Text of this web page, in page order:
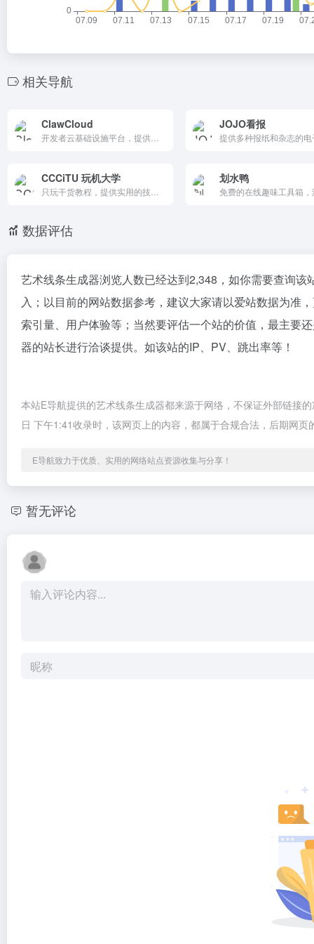
相关导航
ClawCloud JOJO看报
CCCiTU 玩机大学 划水鸭
数据评估
艺术线条生成器浏览人数已经达到2,348，如你需要查询该
入；以目前的网站数据参考，建议大家请以爱站数据为准
索引量、用户体验等；当然要评估一个站的价值，最主要
器的站长进行洽谈提供。如该站的IP、PV、跳出率等！
本站E导航提供的艺术线条生成器都来源于网络，不保证外部链接
日 下午1:41收录时，该网页上的内容，都属于合规合法，后期网
E导航致力于优质、实用的网络站点资源收集与分享！
暂无评论